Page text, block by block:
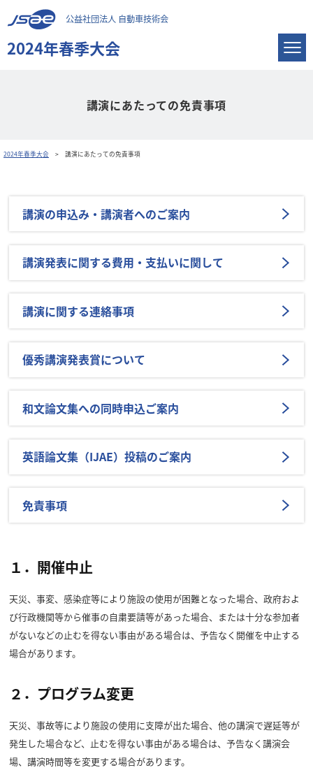
2024年春季大会
公益社団法人 自動車技術会
講演にあたっての免責事項
2024年春季大会 講演にあたっての免責事項
講演の申込み・講演者へのご案内
講演発表に関する費用・支払いに関して
講演に関する連絡事項
優秀講演発表賞について
和文論文集への同時申込ご案内
英語論文集（IJAE）投稿のご案内
免責事項
１．開催中止
天災、事変、感染症等により施設の使用が困難となった場合、政府およ
び行政機関等から催事の自粛要請等があった場合、または十分な参加者
がないなどの止むを得ない事由がある場合は、予告なく開催を中止する
場合があります。
２．プログラム変更
天災、事故等により施設の使用に支障が出た場合、他の講演で遅延等が
発生した場合など、止むを得ない事由がある場合は、予告なく講演会
場、講演時間等を変更する場合があります。